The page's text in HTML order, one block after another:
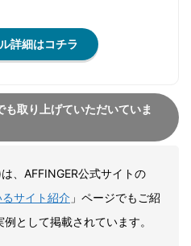
詳細はコチラ
取り上げていただいていま
、AFFINGER公式サイトの
サイト紹介 」ページでもご紹
として掲載されています。